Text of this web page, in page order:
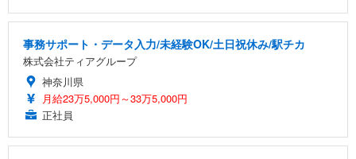
事務サポート・データ入力/未経験OK/土日祝休み/駅チカ
株式会社ティアグループ
神奈川県
月給23万5,000円～33万5,000円
正社員